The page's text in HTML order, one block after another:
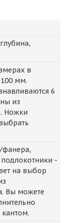
в
мм.
6
из
Ножки
фанера,
-
на выбор
Вы можете